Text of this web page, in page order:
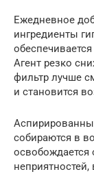
Ежедневное
ингредиенты
Агент резко
фильтр лучше
и становится
собираются в